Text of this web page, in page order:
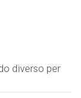
diverso per